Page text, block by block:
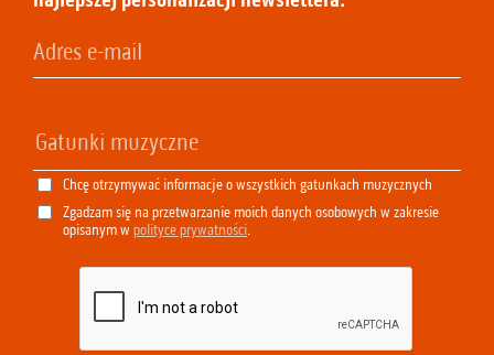
Chcę otrzymywać informacje o wszystkich gatunkach muzycznych
Zgadzam się na przetwarzanie moich danych osobowych w zakresie
opisanym w polityce prywatności.